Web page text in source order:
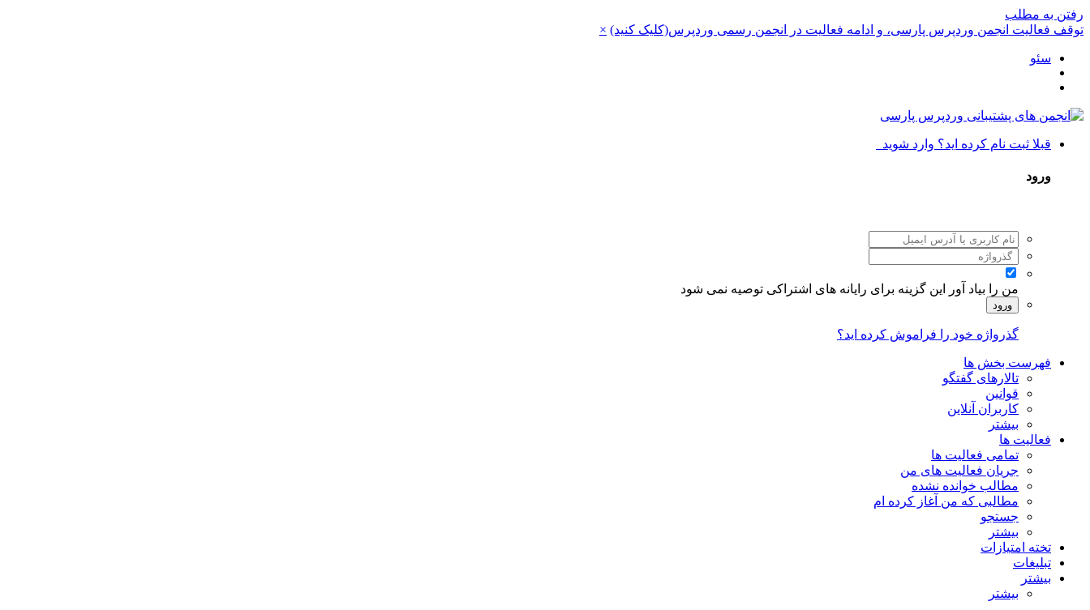
رفتن به مطلب
توقف فعالیت انجمن وردپرس پارسی، و ادامه فعالیت در انجمن رسمی وردپرس(کلیک کنید) ×
سئو
قبلا ثبت نام کرده اید؟ وارد شوید
ورود
من را بیاد آور این گزینه برای رایانه های اشتراکی توصیه نمی شود
ورود
گذرواژه خود را فراموش کرده اید؟
فهرست بخش ها
تالارهای گفتگو
قوانین
کاربران آنلاین
بیشتر
فعالیت ها
تمامی فعالیت ها
جریان فعالیت های من
مطالب خوانده نشده
مطالبی که من آغاز کرده ام
جستجو
بیشتر
تخته امتیازات
تبلیغات
بیشتر
بیشتر